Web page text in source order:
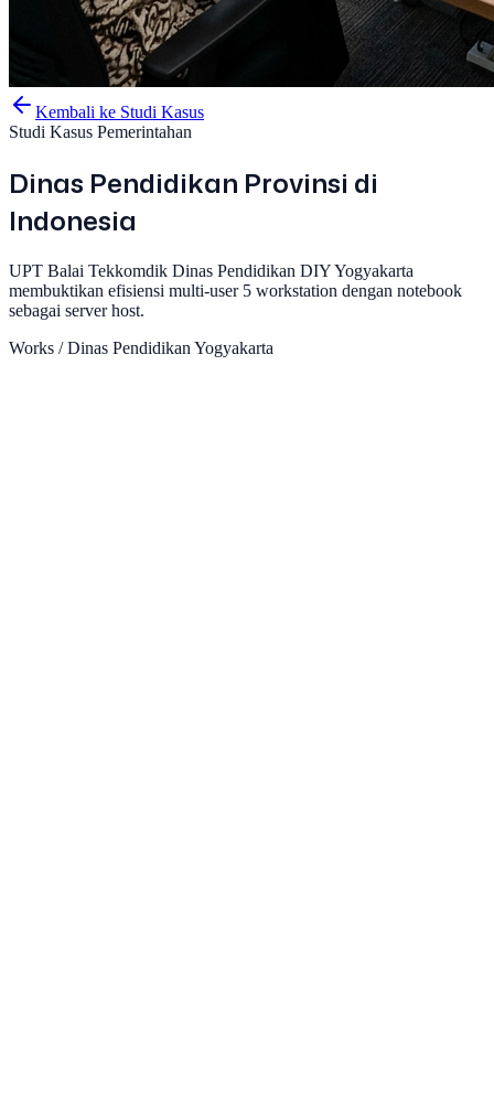
Kembali ke Studi Kasus
Studi Kasus Pemerintahan
Dinas Pendidikan Provinsi di
Indonesia
UPT Balai Tekkomdik Dinas Pendidikan DIY Yogyakarta
membuktikan efisiensi multi-user 5 workstation dengan notebook
sebagai server host.
Works /Dinas Pendidikan Yogyakarta